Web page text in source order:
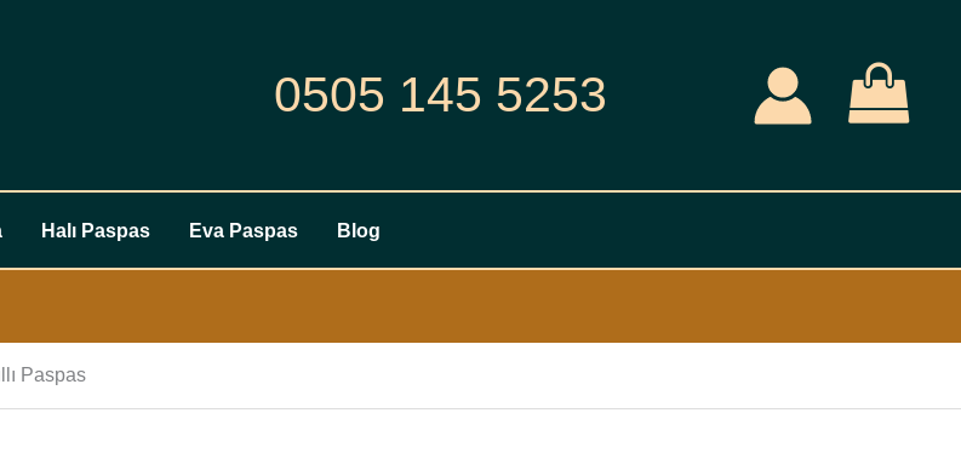
0505 145 5253
Halı Paspas Eva Paspas Blog
Paspas